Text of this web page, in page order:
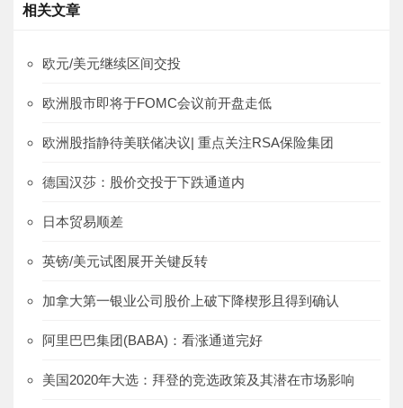
相关文章
欧元/美元继续区间交投
欧洲股市即将于FOMC会议前开盘走低
欧洲股指静待美联储决议| 重点关注RSA保险集团
德国汉莎：股价交投于下跌通道内
日本贸易顺差
英镑/美元试图展开关键反转
加拿大第一银业公司股价上破下降楔形且得到确认
阿里巴巴集团(BABA)：看涨通道完好
美国2020年大选：拜登的竞选政策及其潜在市场影响